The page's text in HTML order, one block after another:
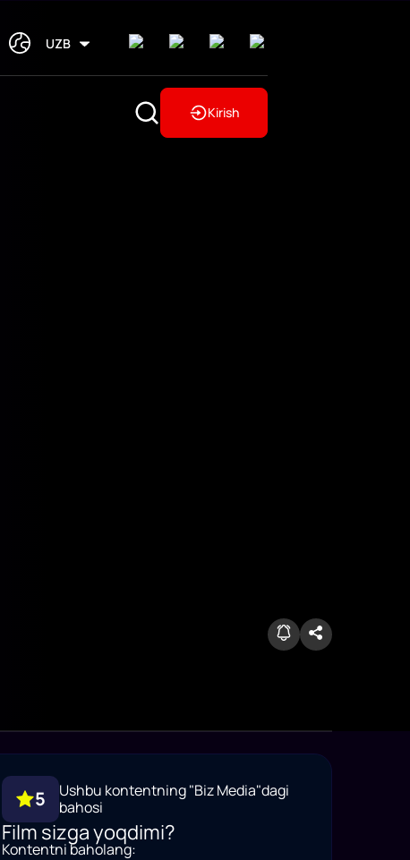
UZB
Kirish
5
Ushbu kontentning "Biz Media"dagi
bahosi
Film sizga yoqdimi?
Kontentni baholang: